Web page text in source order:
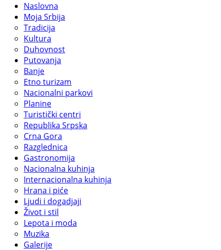
Naslovna
Moja Srbija
Tradicija
Kultura
Duhovnost
Putovanja
Banje
Etno turizam
Nacionalni parkovi
Planine
Turistički centri
Republika Srpska
Crna Gora
Razglednica
Gastronomija
Nacionalna kuhinja
Internacionalna kuhinja
Hrana i piće
Ljudi i dogadjaji
Život i stil
Lepota i moda
Muzika
Galerije